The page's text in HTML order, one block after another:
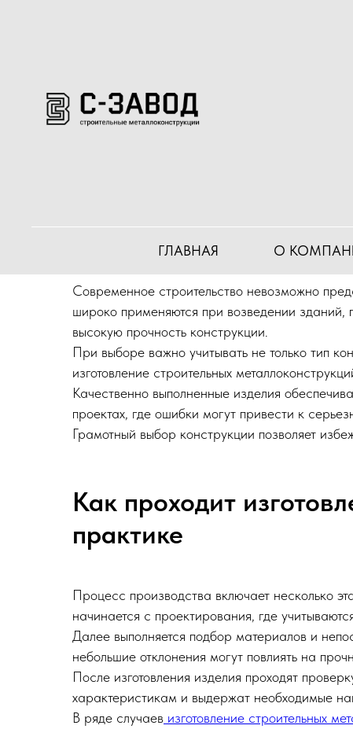
ГЛАВНАЯ О
задач
Современное строительство невозможно
широко применяются при возведении
высокую прочность конструкции.
При выборе важно учитывать не только тип
изготовление строительных
Качественно выполненные изделия
проектах, где ошибки могут привести к
Грамотный выбор конструкции позволяет
Как проходит
практике
Процесс производства включает несколько
начинается с проектирования, где
Далее выполняется подбор материалов и
небольшие отклонения могут повлиять на
После изготовления изделия проходят
характеристикам и выдержат необходимые
В ряде случаев изготовление строительных